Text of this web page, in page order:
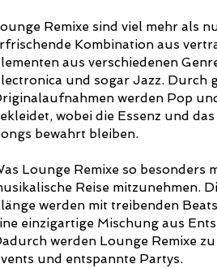
Remixe sind viel mehr als
Kombination aus
aus verschiedenen
und sogar Jazz. Durch
werden Pop
wobei die Essenz und
bewahrt bleiben.
Lounge Remixe so besonders
Reise mitzunehmen.
werden mit treibenden
einzigartige Mischung aus
werden Lounge Remixe
und entspannte Partys.